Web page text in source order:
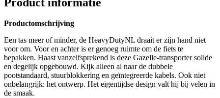
Productomschrijving
Een tas meer of minder, de HeavyDutyNL draait er zijn hand niet
voor om. Voor en achter is er genoeg ruimte om de fiets te
bepakken. Haast vanzelfsprekend is deze Gazelle-transporter solide
en degelijk opgebouwd. Kijk alleen al naar de dubbele
pootstandaard, stuurblokkering en geïntegreerde kabels. Ook niet
onbelangrijk: het ontwerp. Het eigentijdse design valt hij bij velen in
de smaak.